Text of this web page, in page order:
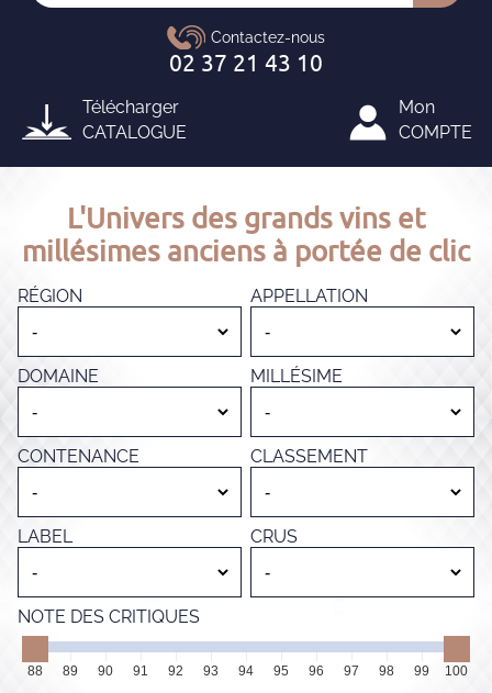
Télécharger
CATALOGUE
Mon
COMPTE
L'Univers des grands vins et
millésimes anciens à portée de clic
RÉGION APPELLATION
DOMAINE MILLÉSIME
CONTENANCE CLASSEMENT
LABEL CRUS
NOTE DES CRITIQUES
88 89 90 91 92 93 94 95 96 97 98 99 100